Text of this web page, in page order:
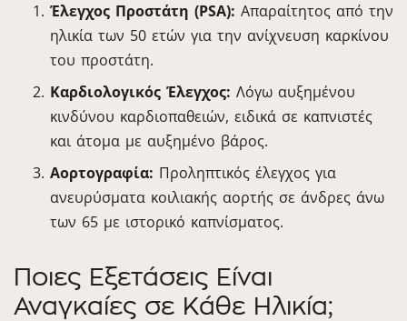
Έλεγχος Προστάτη (PSA): Απαραίτητος από την
ηλικία των 50 ετών για την ανίχνευση καρκίνου
του προστάτη.
Καρδιολογικός Έλεγχος: Λόγω αυξημένου
κινδύνου καρδιοπαθειών, ειδικά σε καπνιστές
και άτομα με αυξημένο βάρος.
Αορτογραφία: Προληπτικός έλεγχος για
ανευρύσματα κοιλιακής αορτής σε άνδρες άνω
των 65 με ιστορικό καπνίσματος.
Ποιες Εξετάσεις Είναι
Αναγκαίες σε Κάθε Ηλικία;